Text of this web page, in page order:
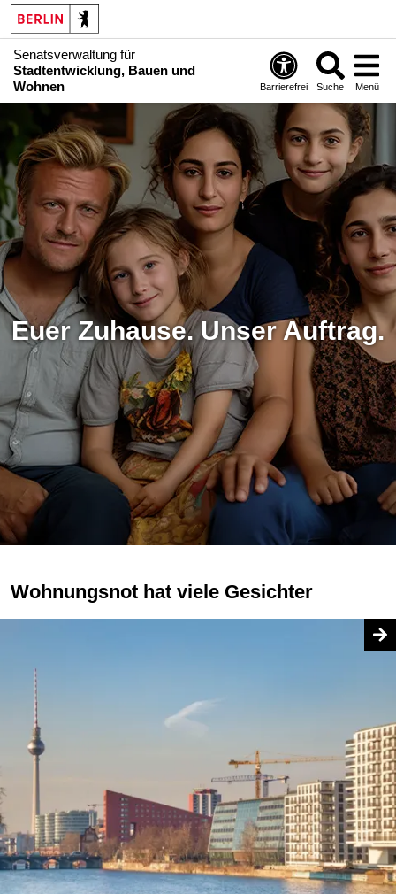
Senatsverwaltung für
Stadtentwicklung, Bauen und
Wohnen
Barrierefrei Suche Menü
Euer Zuhause. Unser Auftrag.
Wohnungsnot hat viele Gesichter